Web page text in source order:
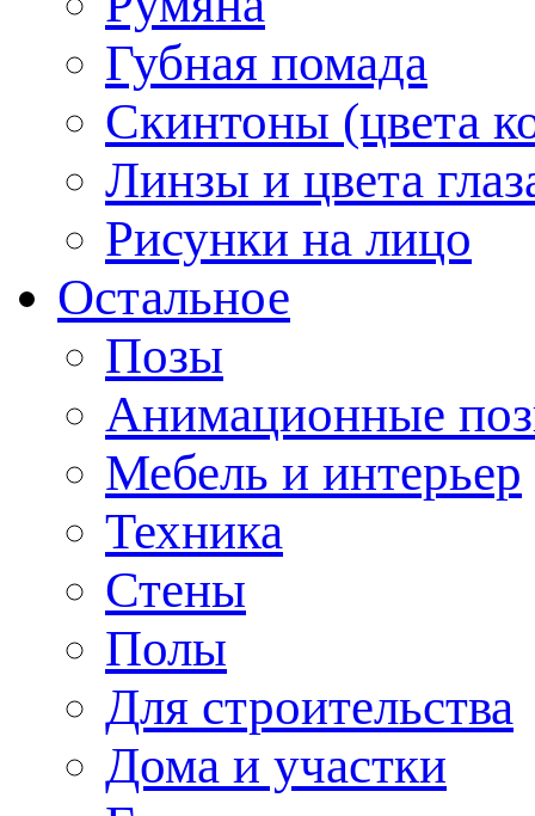
Губная помада
Скинтоны (цвета
Линзы и цвета
Рисунки на лицо
Остальное
Позы
Анимационные
Мебель и интерьер
Техника
Стены
Полы
Для строительства
Дома и участки